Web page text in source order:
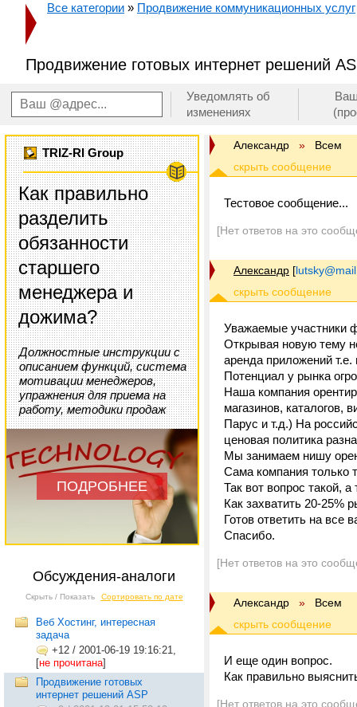
Все категории » Продвижение коммуникационных услуг
Продвижение готовых интернет решений
Уведомлять об
изменениях
TRIZ-RI Group
Как правильно
разделить
обязанности
старшего
менеджера и
дожима?
Должностные инструкции с
описанием функций, система
мотивации менеджеров,
упражнения для приема на
работу, методики продаж
ПОДРОБНЕЕ
Обсуждения-аналоги
Скрыть / Показать Сортировать по дате
Веб Хостинг, интересная
задача
+12 / 2001-06-19 19:16:21,
[не прочитана]
Продвижение готовых
интернет решений ASP
Александр » Всем
Тестовое сообщение...
[Нет ответов на это
Александр [
Уважаемые участники
Открывая новую тему
аренда приложений
Потенциал у рынка
Наша компания
магазинов, каталогов,
Парус и т.д.) На
ценовая политика
Мы занимаем нишу
Сама компания только
Так вот вопрос такой,
Как захватить 20-25%
Готов ответить на
Спасибо.
[Нет ответов на это
Александр » Всем
И еще один вопрос.
Как правильно
[Нет ответов на это